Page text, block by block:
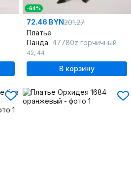
-64%
72.46 BYN201.27
Платье
Панда 47780z горчичный
42, 44
В корзину